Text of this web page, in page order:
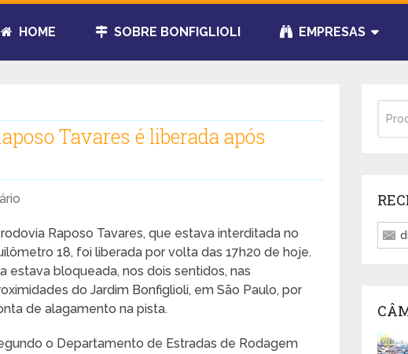
HOME SOBRE BONFIGLIOLI EMPRESAS
Tavares é liberada após
Raposo Tavares, que estava interditada no
18, foi liberada por volta das 17h20 de hoje.
estava bloqueada, nos dois sentidos, nas
do Jardim Bonfiglioli, em São Paulo, por
de alagamento na pista.
o Departamento de Estradas de Rodagem